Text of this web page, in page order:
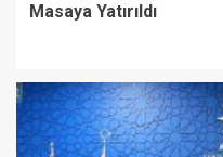
Masaya Yatırıldı